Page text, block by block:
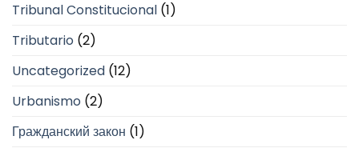
Tribunal Constitucional (1)
Tributario (2)
Uncategorized (12)
Urbanismo (2)
Гражданский закон (1)